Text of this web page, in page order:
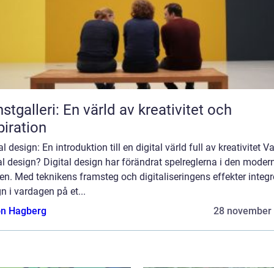
En värld av kreativitet och
design: En introduktion till en digital värld full av kreativitet
design? Digital design har förändrat spelreglerna i den
Med teknikens framsteg och digitaliseringens effekter
i vardagen på et...
Hagberg
28 november